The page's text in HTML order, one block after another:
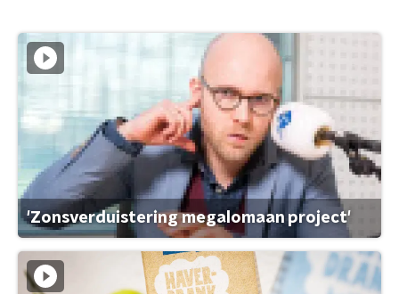
'Zonsverduistering megalomaan project'